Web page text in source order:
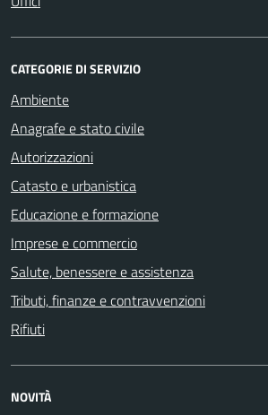
CATEGORIE DI SERVIZIO
Ambiente
Anagrafe e stato civile
Autorizzazioni
Catasto e urbanistica
Educazione e formazione
Imprese e commercio
Salute, benessere e assistenza
Tributi, finanze e contravvenzioni
Rifiuti
NOVITÀ